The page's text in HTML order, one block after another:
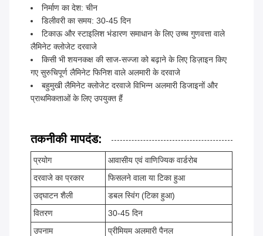
निर्माण का देश: चीन
डिलीवरी का समय: 30-45 दिन
टिकाऊ और स्टाइलिश भंडारण समाधान के लिए उच्च गुणवत्ता वाले
लैमिनेट क्लोजेट दरवाजे
किसी भी शयनकक्ष की साज-सज्जा को बढ़ाने के लिए डिज़ाइन किए
गए सुरुचिपूर्ण लैमिनेट फिनिश वाले अलमारी के दरवाजे
बहुमुखी लैमिनेट क्लोजेट दरवाजे विभिन्न अलमारी डिजाइनों और
प्राथमिकताओं के लिए उपयुक्त हैं
तकनीकी मापदंड:
प्रयोग
आवासीय एवं वाणिज्यिक वार्डरोब
दरवाजे का प्रकार
फिसलने वाला या टिका हुआ
उद्घाटन शैली
डबल स्विंग (टिका हुआ)
वितरण
30-45 दिन
उपनाम
प्रीमियम अलमारी पैनल